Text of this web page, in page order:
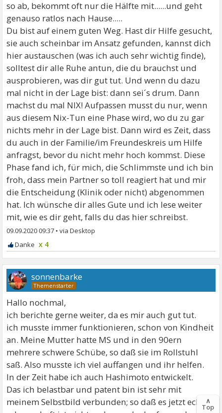
so ab, bekommt oft nur die Hälfte mit......und geht
genauso ratlos nach Hause.....
Du bist auf einem guten Weg. Hast dir Hilfe gesucht,
sie auch scheinbar im Ansatz gefunden, kannst dich
hier austauschen (was ich auch sehr wichtig finde),
solltest dir alle Ruhe antun, die du brauchst und
ausprobieren, was dir gut tut. Und wenn du dazu
mal nicht in der Lage bist: dann sei´s drum. Dann
machst du mal NIX! Aufpassen musst du nur, wenn
aus diesem Nix-Tun eine Phase wird, wo du zu gar
nichts mehr in der Lage bist. Dann wird es Zeit, dass
du auch in der Familie/im Freundeskreis um Hilfe
anfragst, bevor du nicht mehr hoch kommst. Diese
Phase fand ich, für mich, die Schlimmste und ich bin
froh, dass mein Partner so toll reagiert hat und mir
die Entscheidung (Klinik oder nicht) abgenommen
hat. Ich wünsche dir alles Gute und ich lese weiter
mit, wie es dir geht, falls du das hier schreibst.
09.09.2020 09:37 •
x 4
sonnenbarke
Hallo nochmal,
ich berichte gerne weiter, da es mir auch gut tut.
ich musste immer funktionieren, schon von Kindheit
an. Meine Mutter hatte MS und in den 90ern
mehrere schwere Schübe, so daß sie im Rollstuhl
saß. Also musste ich viel auffangen und ihr helfen.
In der Zeit habe ich auch Hashimoto entwickelt.
Das ich belastbar und patent bin ist sehr mit
meinem Selbstbild verbunden; so daß es jetzt echt
∧
Top